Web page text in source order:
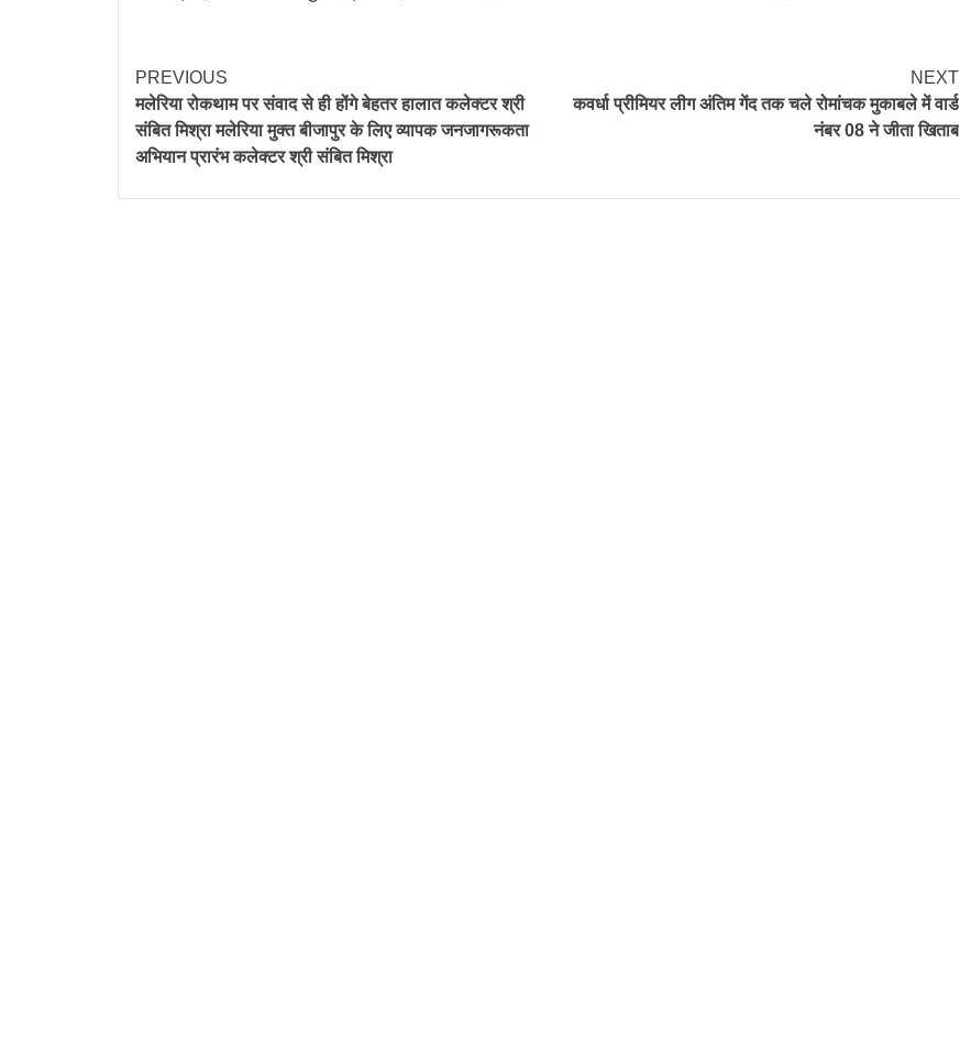
PREVIOUS
मलेरिया रोकथाम पर संवाद से ही होंगे बेहतर हालात कलेक्टर श्री
संबित मिश्रा मलेरिया मुक्त बीजापुर के लिए व्यापक जनजागरूकता
अभियान प्रारंभ कलेक्टर श्री संबित मिश्रा
NEXT
कवर्धा प्रीमियर लीग अंतिम गेंद तक चले रोमांचक मुकाबले में वार्ड
नंबर 08 ने जीता खिताब